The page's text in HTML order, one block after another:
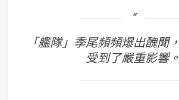
「艦隊」季尾頻頻爆出醜聞
受到了嚴重影響。